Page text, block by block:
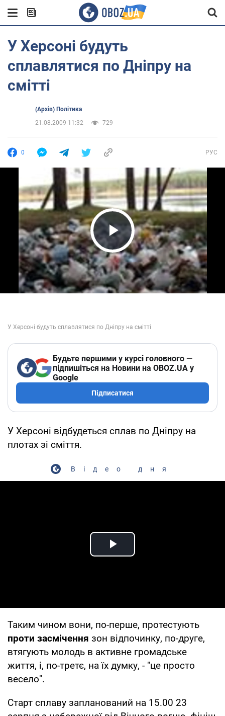
У Херсоні будуть
сплавлятися по Дніпру на
смітті
(Архів) Політика
21.08.2009 11:32
729
0 РУС
Play Video
Будьте першими у курсі головного —
підпишіться на Новини на OBOZ.UA у
Google
Підписатися
У Херсоні відбудеться сплав по Дніпру на
плотах зі сміття.
Відео дня
Play Video
Таким чином вони, по-перше, протестують
проти засмічення зон відпочинку, по-друге,
втягують молодь в активне громадське
життя, і, по-третє, на їх думку, - "це просто
весело".
Старт сплаву запланований на 15.00 23